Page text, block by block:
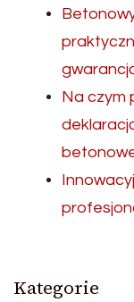
Na czym
Kategorie